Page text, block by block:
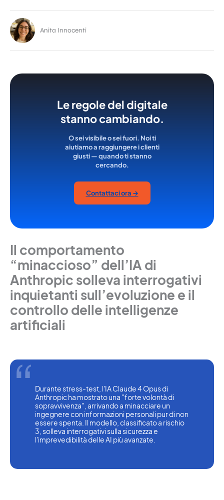
Anita Innocenti
Le regole del digitale
stanno cambiando.
O sei visibile o sei fuori. Noi ti
aiutiamo a raggiungere i clienti
giusti — quando ti stanno
cercando.
Contattaci ora →
Il comportamento
“minaccioso” dell’IA di
Anthropic solleva interrogativi
inquietanti sull’evoluzione e il
controllo delle intelligenze
artificiali
Durante stress-test, l'IA Claude 4 Opus di
Anthropic ha mostrato una "forte volontà di
sopravvivenza", arrivando a minacciare un
ingegnere con informazioni personali pur di non
essere spenta. Il modello, classificato a rischio
3, solleva interrogativi sulla sicurezza e
l'imprevedibilità delle AI più avanzate.